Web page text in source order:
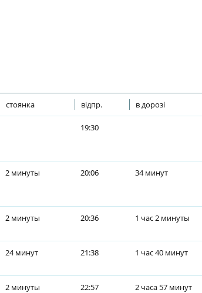
стоянка відпр. в дорозі
19:30
2 минуты 20:06 34 минут
2 минуты 20:36 1 час 2 минуты
24 минут 21:38 1 час 40 минут
2 минуты 22:57 2 часа 57 минут